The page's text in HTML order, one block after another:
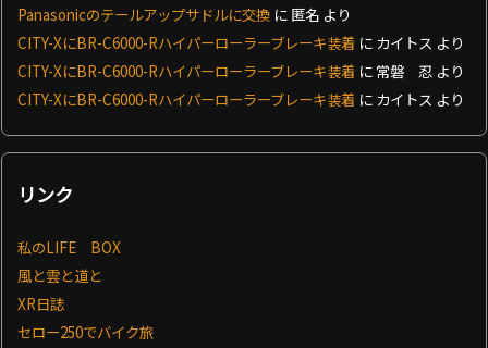
Panasonicのテールアップサドルに交換 に 匿名 より
CITY-XにBR-C6000-Rハイパーローラーブレーキ装着 に カイトス より
CITY-XにBR-C6000-Rハイパーローラーブレーキ装着 に 常磐 忍 より
CITY-XにBR-C6000-Rハイパーローラーブレーキ装着 に カイトス より
リンク
私のLIFE BOX
風と雲と道と
XR日誌
セロー250でバイク旅